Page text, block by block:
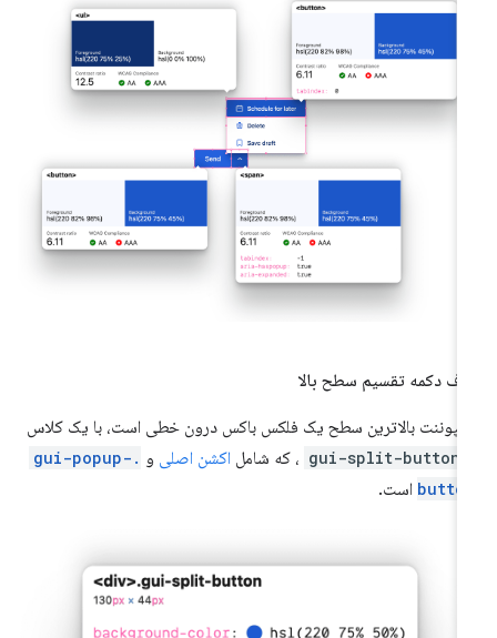
دکمه تقسیم سطح بالا
بالاترین سطح یک فلکس باکس درون خطی است، با یک کلاس
gui-split-button ، که شاملاکشن اصلیو
.gui-popup-
است.